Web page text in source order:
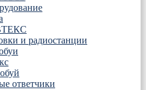
и радиостанции
ответчики